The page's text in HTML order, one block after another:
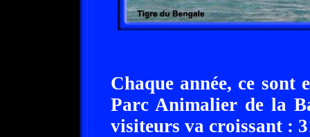
Chaque année, ce
Parc Animalier de la
visiteurs va croissant :